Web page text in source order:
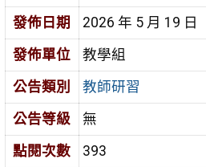
發佈日期
2026 年 5 月 19 日
發佈單位
教學組
公告類別
教師研習
公告等級
無
點閱次數
393